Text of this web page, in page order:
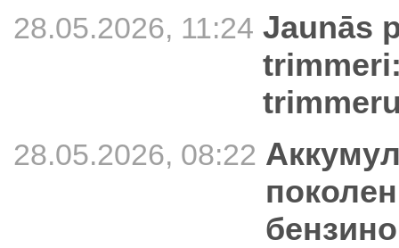
28.05.2026, 11:24 Jaunās
28.05.2026, 08:22